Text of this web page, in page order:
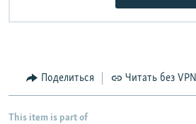
Поделиться Читать без VPN
This item is part of